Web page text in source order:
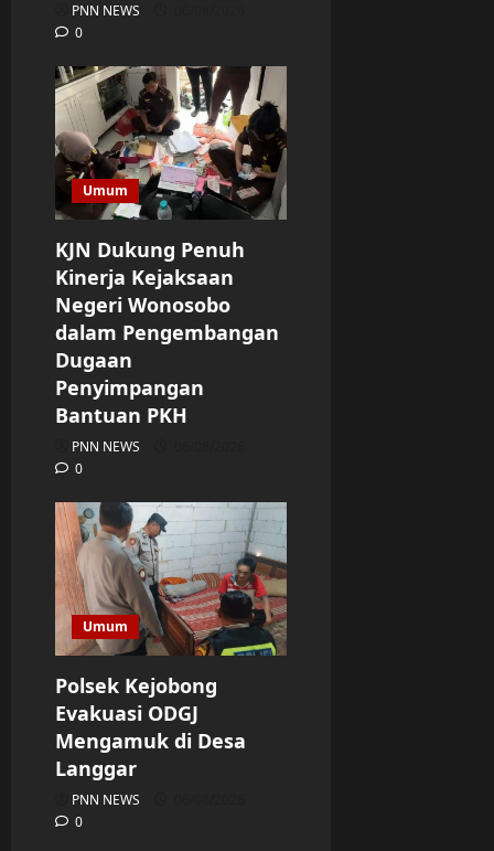
PNN NEWS
0
Umum
KJN Dukung Penuh
Kinerja Kejaksaan
Negeri Wonosobo
dalam Pengembangan
Dugaan
Penyimpangan
Bantuan PKH
PNN NEWS
0
Umum
Polsek Kejobong
Evakuasi ODGJ
Mengamuk di Desa
Langgar
PNN NEWS
0